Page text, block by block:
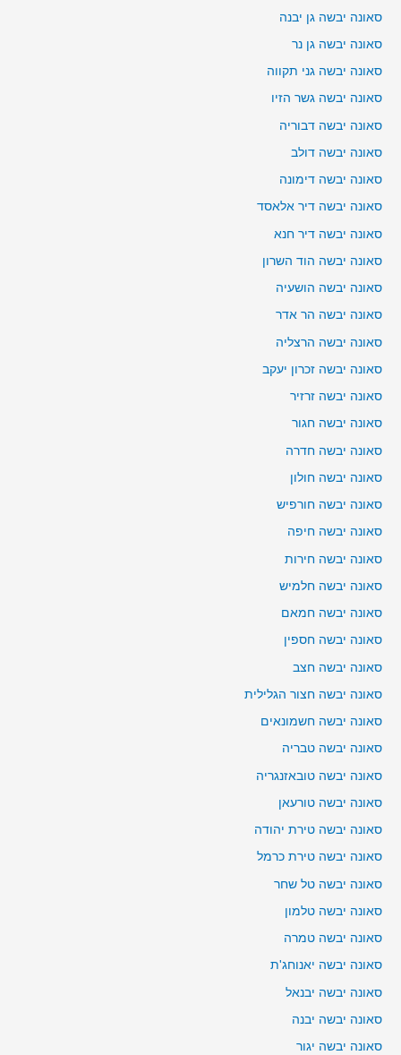
סאונה יבשה גן יבנה
סאונה יבשה גן נר
סאונה יבשה גני תקווה
סאונה יבשה גשר הזיו
סאונה יבשה דבוריה
סאונה יבשה דולב
סאונה יבשה דימונה
סאונה יבשה דיר אלאסד
סאונה יבשה דיר חנא
סאונה יבשה הוד השרון
סאונה יבשה הושעיה
סאונה יבשה הר אדר
סאונה יבשה הרצליה
סאונה יבשה זכרון יעקב
סאונה יבשה זרזיר
סאונה יבשה חגור
סאונה יבשה חדרה
סאונה יבשה חולון
סאונה יבשה חורפיש
סאונה יבשה חיפה
סאונה יבשה חירות
סאונה יבשה חלמיש
סאונה יבשה חמאם
סאונה יבשה חספין
סאונה יבשה חצב
סאונה יבשה חצור הגלילית
סאונה יבשה חשמונאים
סאונה יבשה טבריה
סאונה יבשה טובאזנגריה
סאונה יבשה טורעאן
סאונה יבשה טירת יהודה
סאונה יבשה טירת כרמל
סאונה יבשה טל שחר
סאונה יבשה טלמון
סאונה יבשה טמרה
סאונה יבשה יאנוחג'ת
סאונה יבשה יבנאל
סאונה יבשה יבנה
סאונה יבשה יגור